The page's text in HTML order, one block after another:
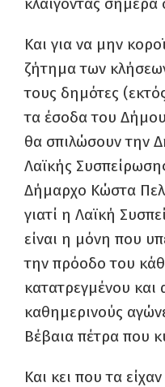
Και για να μην
ζήτημα των
τους δημότες
τα έσοδα του
θα σπιλώσουν την
Λαϊκής
Δήμαρχο Κώστα
γιατί η Λαϊκή
είναι η μόνη που
την πρόοδο του
κατατρεγμένου
καθημερινούς
Βέβαια πέτρα που
Και κει που τα